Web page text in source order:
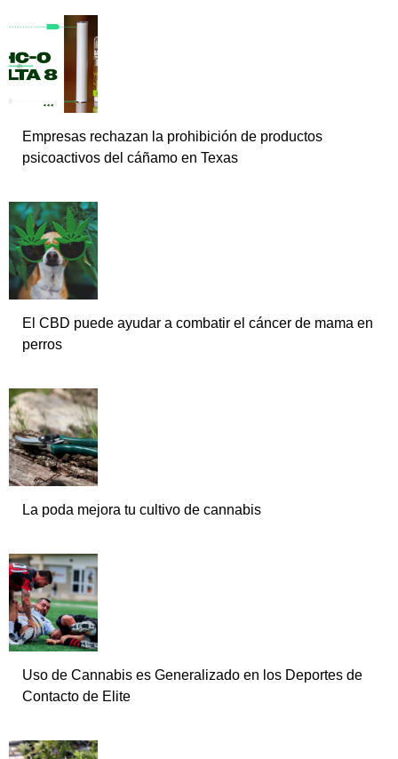
Empresas rechazan la prohibición de productos
psicoactivos del cáñamo en Texas
El CBD puede ayudar a combatir el cáncer de mama en
perros
La poda mejora tu cultivo de cannabis
Uso de Cannabis es Generalizado en los Deportes de
Contacto de Elite